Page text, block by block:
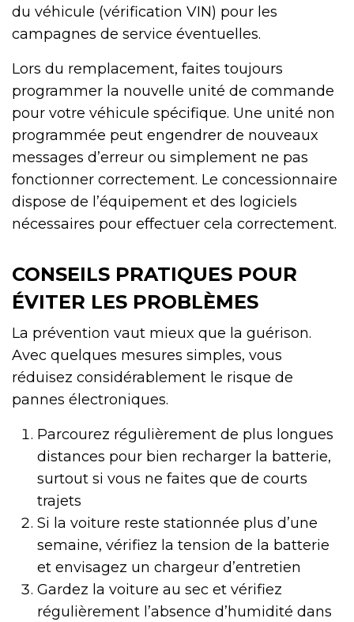
du véhicule (vérification VIN) pour les
campagnes de service éventuelles.
Lors du remplacement, faites toujours
programmer la nouvelle unité de commande
pour votre véhicule spécifique. Une unité non
programmée peut engendrer de nouveaux
messages d’erreur ou simplement ne pas
fonctionner correctement. Le concessionnaire
dispose de l’équipement et des logiciels
nécessaires pour effectuer cela correctement.
CONSEILS PRATIQUES POUR
ÉVITER LES PROBLÈMES
La prévention vaut mieux que la guérison.
Avec quelques mesures simples, vous
réduisez considérablement le risque de
pannes électroniques.
Parcourez régulièrement de plus longues
distances pour bien recharger la batterie,
surtout si vous ne faites que de courts
trajets
Si la voiture reste stationnée plus d’une
semaine, vérifiez la tension de la batterie
et envisagez un chargeur d’entretien
Gardez la voiture au sec et vérifiez
régulièrement l’absence d’humidité dans